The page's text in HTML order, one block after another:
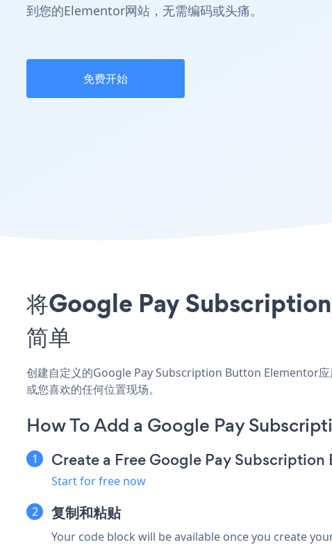
到您的Elementor网站，无需编码或头痛。
免费开始
将Google Pay Subscription
简单
创建自定义的Google Pay Subscription Button Elementor
或您喜欢的任何位置现场。
How To Add a Google Pay
Create a Free Google Pay
Start for free now
复制和粘贴
Your code block will be available once you create